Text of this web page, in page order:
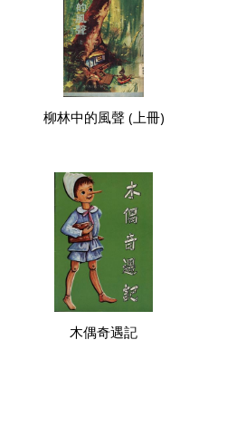
柳林中的風聲 (上冊)
木偶奇遇記